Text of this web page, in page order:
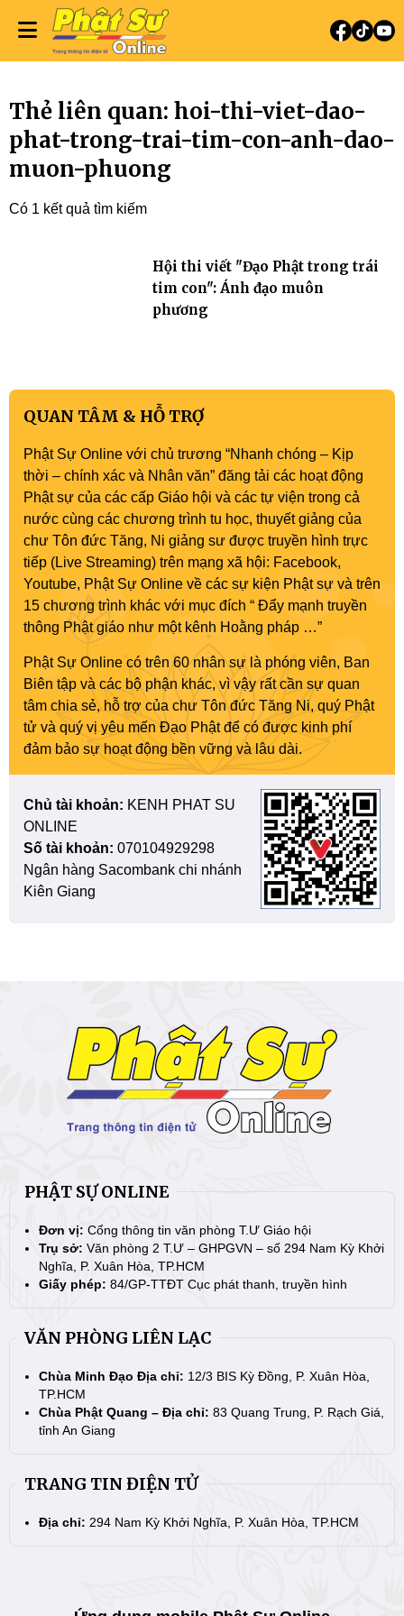
Thẻ liên quan: hoi-thi-viet-dao-
phat-trong-trai-tim-con-anh-dao-
muon-phuong
Có 1 kết quả tìm kiếm
Hội thi viết "Đạo Phật trong trái
tim con": Ánh đạo muôn
phương
QUAN TÂM & HỖ TRỢ
Phật Sự Online với chủ trương “Nhanh chóng – Kịp
thời – chính xác và Nhân văn” đăng tải các hoạt động
Phật sự của các cấp Giáo hội và các tự viện trong cả
nước cùng các chương trình tu học, thuyết giảng của
chư Tôn đức Tăng, Ni giảng sư được truyền hình trực
tiếp (Live Streaming) trên mạng xã hội: Facebook,
Youtube, Phật Sự Online về các sự kiện Phật sự và trên
15 chương trình khác với mục đích “ Đẩy mạnh truyền
thông Phật giáo như một kênh Hoằng pháp …”
Phật Sự Online có trên 60 nhân sự là phóng viên, Ban
Biên tập và các bộ phận khác, vì vậy rất cần sự quan
tâm chia sẻ, hỗ trợ của chư Tôn đức Tăng Ni, quý Phật
tử và quý vị yêu mến Đạo Phật để có được kinh phí
đảm bảo sự hoạt động bền vững và lâu dài.
Chủ tài khoản: KENH PHAT SU
ONLINE
Số tài khoản: 070104929298
Ngân hàng Sacombank chi nhánh
Kiên Giang
PHẬT SỰ ONLINE
Đơn vị: Cổng thông tin văn phòng T.Ư Giáo hội
Trụ sở: Văn phòng 2 T.Ư – GHPGVN – số 294 Nam Kỳ Khởi
Nghĩa, P. Xuân Hòa, TP.HCM
Giấy phép: 84/GP-TTĐT Cục phát thanh, truyền hình
VĂN PHÒNG LIÊN LẠC
Chùa Minh Đạo Địa chỉ: 12/3 BIS Kỳ Đồng, P. Xuân Hòa,
TP.HCM
Chùa Phật Quang – Địa chỉ: 83 Quang Trung, P. Rạch Giá,
tỉnh An Giang
TRANG TIN ĐIỆN TỬ
Địa chỉ: 294 Nam Kỳ Khởi Nghĩa, P. Xuân Hòa, TP.HCM